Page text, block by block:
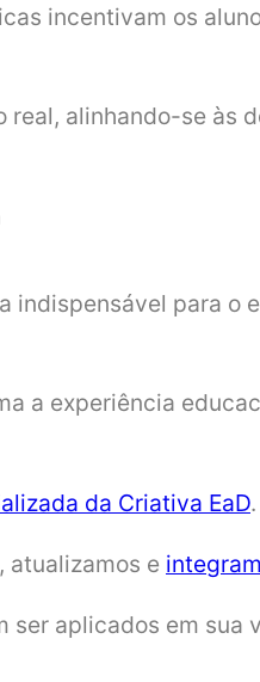
incentivam os
alinhando-se às
indispensável para o
a experiência
da Criativa EaD.
, atualizamos e
ser aplicados em sua